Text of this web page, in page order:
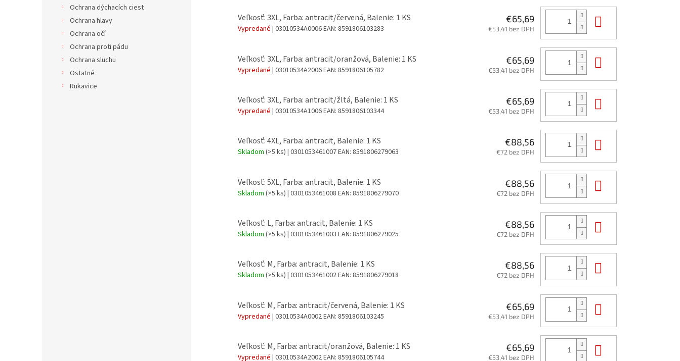
Ochrana dýchacích ciest
Ochrana hlavy
Ochrana očí
Ochrana proti pádu
Ochrana sluchu
Ostatné
Rukavice
Veľkosť: 3XL, Farba: antracit/červená, Balenie: 1 KS
Vypredané | 03010534A0006EAN: 8591806103283
€65,69
€53,41 bez DPH
Veľkosť: 3XL, Farba: antracit/oranžová, Balenie: 1 KS
Vypredané | 03010534A2006EAN: 8591806105782
€65,69
€53,41 bez DPH
Veľkosť: 3XL, Farba: antracit/žltá, Balenie: 1 KS
Vypredané | 03010534A1006EAN: 8591806103344
€65,69
€53,41 bez DPH
Veľkosť: 4XL, Farba: antracit, Balenie: 1 KS
Skladom (>5 ks) | 0301053461007EAN: 8591806279063
€88,56
€72 bez DPH
Veľkosť: 5XL, Farba: antracit, Balenie: 1 KS
Skladom (>5 ks) | 0301053461008 EAN: 8591806279070
€88,56
€72 bez DPH
Veľkosť: L, Farba: antracit, Balenie: 1 KS
Skladom (>5 ks) | 0301053461003 EAN: 8591806279025
€88,56
€72 bez DPH
Veľkosť: M, Farba: antracit, Balenie: 1 KS
Skladom (>5 ks) | 0301053461002EAN: 8591806279018
€88,56
€72 bez DPH
Veľkosť: M, Farba: antracit/červená, Balenie: 1 KS
Vypredané | 03010534A0002EAN: 8591806103245
€65,69
€53,41 bez DPH
Veľkosť: M, Farba: antracit/oranžová, Balenie: 1 KS
Vypredané | 03010534A2002EAN: 8591806105744
€65,69
€53,41 bez DPH